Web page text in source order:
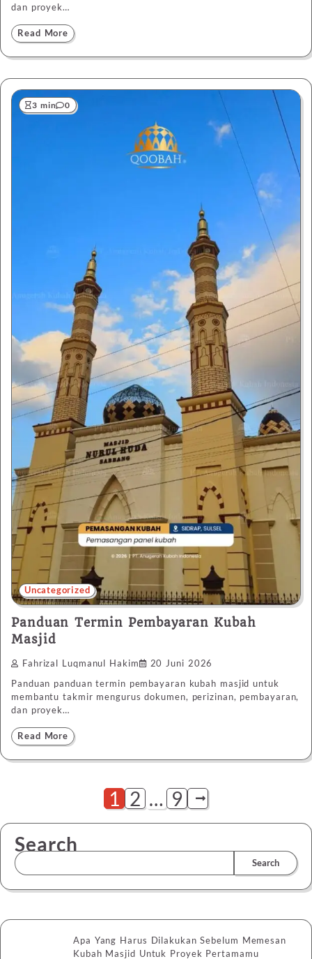
dan proyek…
Read More
3 min 0
Uncategorized
Panduan Termin Pembayaran Kubah
Masjid
Fahrizal Luqmanul Hakim 20 Juni 2026
Panduan panduan termin pembayaran kubah masjid untuk
membantu takmir mengurus dokumen, perizinan, pembayaran,
dan proyek…
Read More
1 2 … 9
Search
Search
Apa Yang Harus Dilakukan Sebelum Memesan
Kubah Masjid Untuk Proyek Pertamamu